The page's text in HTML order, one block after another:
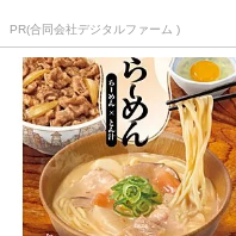
PR(合同会社デジタルファーム )